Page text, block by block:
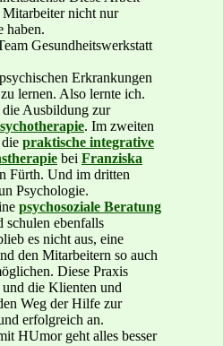
Mitarbeiter nicht nur
haben.
Erkrankungen
lernen. Also lernte ich.
Ausbildung zur
. Im zweiten
praktische integrative
bei Franziska
Fürth. Und im dritten
Psychologie.
psychosoziale Beratung
schulen ebenfalls
es nicht aus, eine
den Mitarbeitern so auch
Diese Praxis
und die Klienten und
Weg der Hilfe zur
erfolgreich an.